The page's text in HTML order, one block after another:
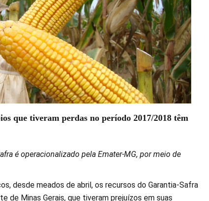
que tiveram perdas no período 2017/2018 têm
é operacionalizado pela Emater-MG, por meio de
desde meados de abril, os recursos do Garantia-Safra
de Minas Gerais, que tiveram prejuízos em suas